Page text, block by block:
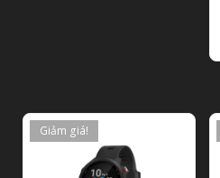
Giảm giá!